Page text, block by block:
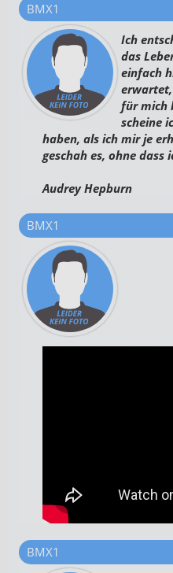
BMX1
Ich
das
einfach
erwartet,
für mich
scheine
haben, als ich mir je
geschah es, ohne dass
Audrey Hepburn
BMX1
BMX1